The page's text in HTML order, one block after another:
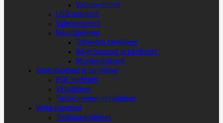
Virtasovittimet
USB-adapterit
Videoadapterit
Näyttötelineet
Telineiden tarvikkeet
Näyttövaunut ja tarvikkeet
Monitoritelineet
Sähkötuotteet ja tarvikkeet
POE injektorit
Virtalähteet
Tietokoneiden virtalähteet
Verkkotuotteet
Teollisuuskytkimet